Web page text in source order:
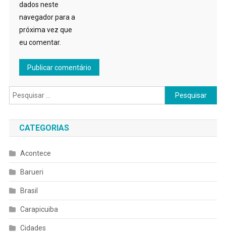
dados neste
navegador para a
próxima vez que
eu comentar.
Pesquisar
por:
CATEGORIAS
Acontece
Barueri
Brasil
Carapicuiba
Cidades